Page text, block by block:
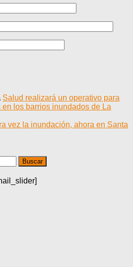
Salud realizará un operativo para
los barrios inundados de La
vez la inundación, ahora en Santa